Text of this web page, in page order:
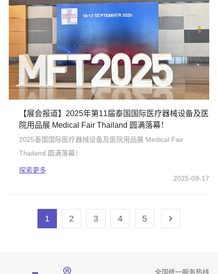
【展会报道】2025年第11届泰国国际医疗器械设备及医
院用品展 Medical Fair Thailand 圆满落幕！
2025泰国国际医疗器械设备及医院用品展 Medical Fair
Thailand 圆满落幕！
探索更多
2025-09-17
1 2 3 4 5
全国统一服务热线